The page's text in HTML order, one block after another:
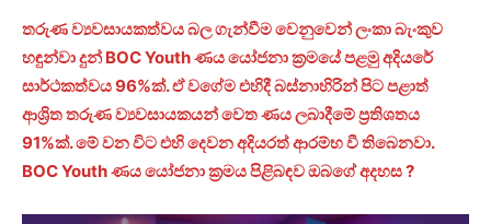
තරුණ ව්‍යවසායකත්වය බල ගැන්වීම වෙනුවෙන් ලංකා බැංකුව
හඳුන්වා දුන් BOC Youth ණය යෝජනා ක්‍රමයේ පළමු අදියරේ
සාර්ථකත්වය 96%ක්. ඒ වගේම එහිදී බස්නාහිරින් පිට පළාත්
ආශ්‍රිත තරුණ ව්‍යවසායකයන් වෙත ණය ලබාදීමේ ප්‍රතිශතය
91%ක්. මේ වන විට එහි දෙවන අදියරත් ආරම්භ වී තිබෙනවා.
BOC Youth ණය යෝජනා ක්‍රමය පිළිබඳව ඔබගේ අදහස ?